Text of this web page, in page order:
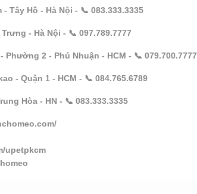
Tây Hồ - Hà Nội - 📞 083.333.3335
- Hà Nội - 📞 097.789.7777
Phường 2 - Phú Nhuận - HCM - 📞 079.700.7777
- Quận 1 - HCM - 📞 084.765.6789
Hòa - HN - 📞 083.333.3335
upetpkcm